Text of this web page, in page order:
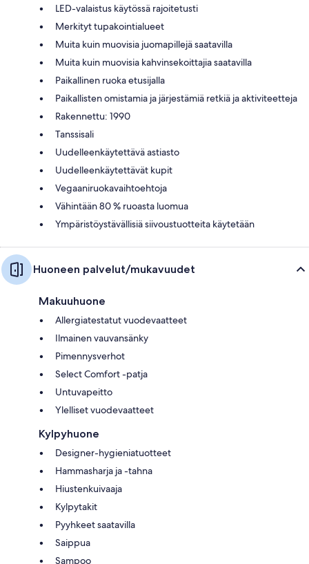
LED-valaistus käytössä rajoitetusti
Merkityt tupakointialueet
Muita kuin muovisia juomapillejä saatavilla
Muita kuin muovisia kahvinsekoittajia saatavilla
Paikallinen ruoka etusijalla
Paikallisten omistamia ja järjestämiä retkiä ja aktiviteetteja
Rakennettu: 1990
Tanssisali
Uudelleenkäytettävä astiasto
Uudelleenkäytettävät kupit
Vegaaniruokavaihtoehtoja
Vähintään 80 % ruoasta luomua
Ympäristöystävällisiä siivoustuotteita käytetään
Huoneen palvelut/mukavuudet
Makuuhuone
Allergiatestatut vuodevaatteet
Ilmainen vauvansänky
Pimennysverhot
Select Comfort -patja
Untuvapeitto
Ylelliset vuodevaatteet
Kylpyhuone
Designer-hygieniatuotteet
Hammasharja ja -tahna
Hiustenkuivaaja
Kylpytakit
Pyyhkeet saatavilla
Saippua
Sampoo